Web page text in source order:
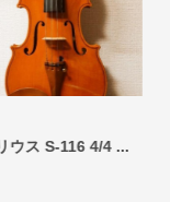
ドヴォルザーク 4/4 バ